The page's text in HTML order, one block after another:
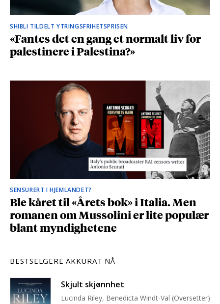
SHIBLI TILDELT YTRINGSFRIHETSPRISEN
«Fantes det en gang et normalt liv for
palestinere i Palestina?»
SENSURERT I HJEMLANDET?
Ble kåret til «Årets bok» i Italia. Men
romanen om Mussolini er lite populær
blant myndighetene
BESTSELGERE AKKURAT NÅ
Skjult skjønnhet
Lucinda Riley, Benedicta Windt-Val (Oversetter)